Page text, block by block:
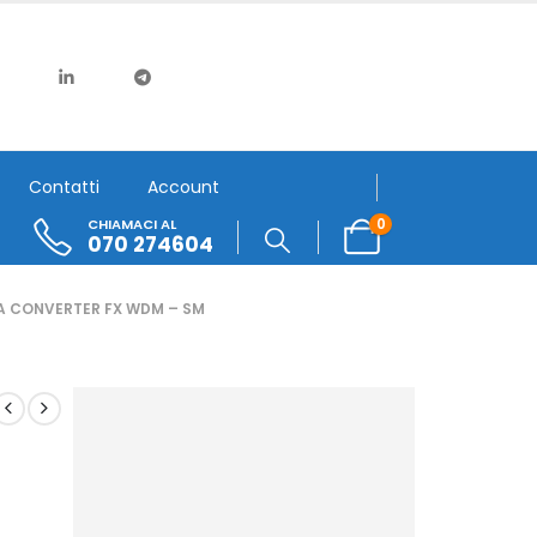
Contatti Account
CHIAMACI AL
070 274604
0
FX WDM – SM